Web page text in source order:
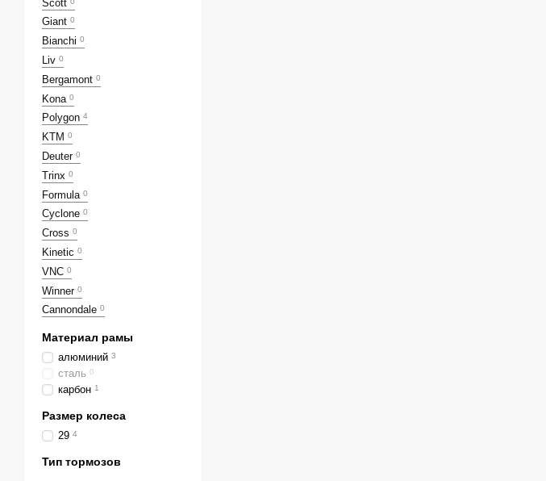
Scott
Giant 0
Bianchi 0
Liv 0
Bergamont 0
Kona 0
Polygon 4
KTM 0
Deuter 0
Trinx 0
Formula 0
Cyclone 0
Cross 0
Kinetic 0
VNC 0
Winner 0
Cannondale 0
Материал рамы
алюминий 3
сталь 0
карбон 1
Размер колеса
29 4
Тип тормозов